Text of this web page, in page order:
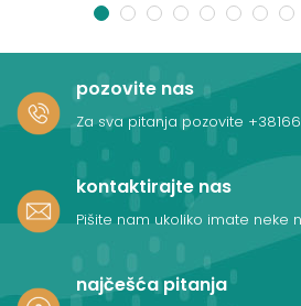
1 2 3 4 5 6 7 8
pozovite nas
Za sva pitanja pozovite
kontaktirajte nas
Pišite nam ukoliko imate neke
najčešća pitanja